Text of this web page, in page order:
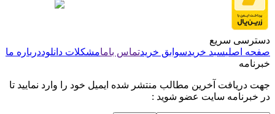
دسترسی سریع
صفحه اصلیسبد خریدسوابق خریدتماس بامامشکلات دانلوددرباره ما
خبرنامه
جهت دریافت آخرین مطالب منتشر شده ایمیل خود را وارد نمایید تا
در خبرنامه سایت عضو شوید :